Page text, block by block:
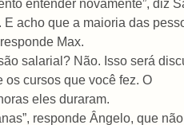
entender novamente”, diz
E acho que a maioria das
Max.
salarial? Não. Isso será
os cursos que você fez. O
eles duraram.
responde Ângelo, que não